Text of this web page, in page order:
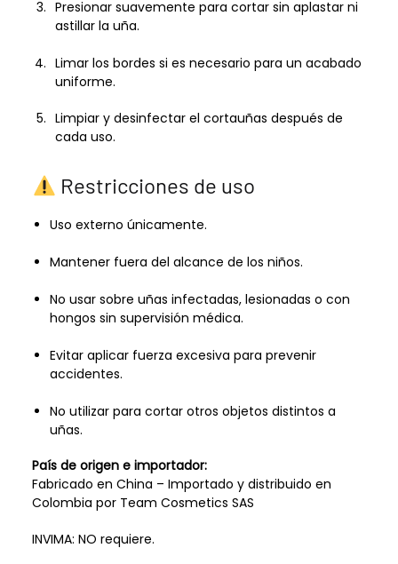
Presionar suavemente para cortar sin aplastar ni
astillar la uña.
Limar los bordes si es necesario para un acabado
uniforme.
Limpiar y desinfectar el cortauñas después de
cada uso.
Restricciones de uso
Uso externo únicamente.
Mantener fuera del alcance de los niños.
No usar sobre uñas infectadas, lesionadas o con
hongos sin supervisión médica.
Evitar aplicar fuerza excesiva para prevenir
accidentes.
No utilizar para cortar otros objetos distintos a
uñas.
País de origen e importador:
Fabricado en China – Importado y distribuido en
Colombia por Team Cosmetics SAS
INVIMA: NO requiere.